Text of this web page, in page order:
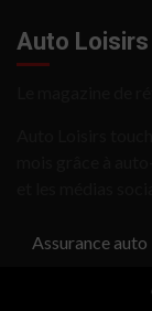
Auto Loisirs
Assurance auto